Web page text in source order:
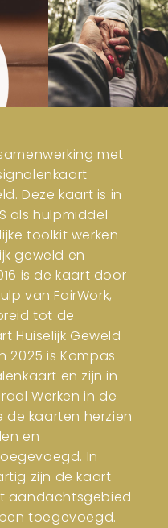
met
Deze kaart is in
als hulpmiddel
toolkit werken
geweld en
is de kaart door
van FairWork,
tot de
Huiselijk Geweld
2025 is Kompas
en zijn in
Werken in de
de kaarten herzien
en
In
zijn de kaart
aandachtsgebied
toegevoegd.